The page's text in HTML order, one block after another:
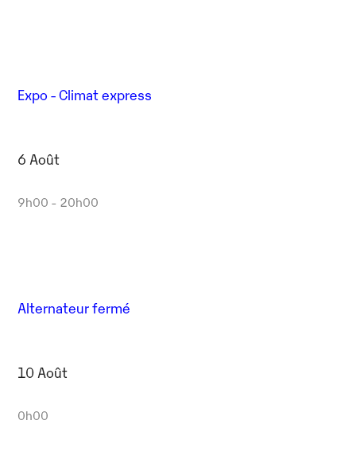
Expo - Climat express
6 Août
9h00 - 20h00
Alternateur fermé
10 Août
0h00